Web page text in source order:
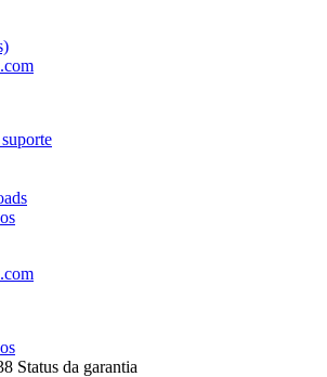
Status da garantia